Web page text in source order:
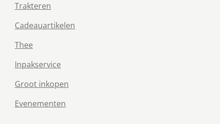
Trakteren
Cadeauartikelen
Thee
Inpakservice
Groot inkopen
Evenementen